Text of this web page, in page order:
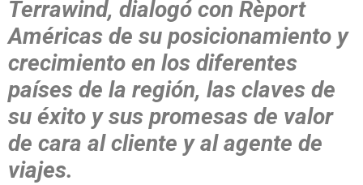
Terrawind, dialogó con Rèport
Américas de su posicionamiento y
crecimiento en los diferentes
países de la región, las claves de
su éxito y sus promesas de valor
de cara al cliente y al agente de
viajes.